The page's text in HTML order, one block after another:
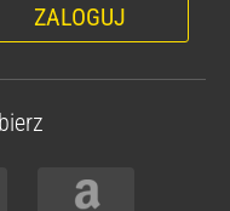
ZALOGUJ